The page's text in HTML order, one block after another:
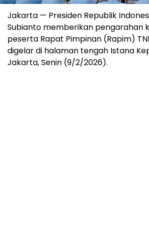
Jakarta — Presiden Republik
Subianto memberikan pengarahan
peserta Rapat Pimpinan (Rapim)
digelar di halaman tengah Istana
Jakarta, Senin (9/2/2026).